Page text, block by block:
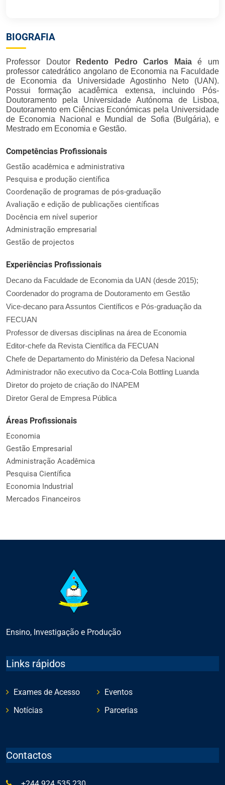
BIOGRAFIA
Professor DoutorRedento Pedro Carlos Maiaé um
professor catedrático angolano de Economia na Faculdade
de Economia da Universidade Agostinho Neto (UAN).
Possui formação acadêmica extensa, incluindo Pós-
Doutoramento pela Universidade Autónoma de Lisboa,
Doutoramento em Ciências Económicas pela Universidade
de Economia Nacional e Mundial de Sofia (Bulgária), e
Mestrado em Economia e Gestão.
Competências Profissionais
Gestão acadêmica e administrativa
Pesquisa e produção científica
Coordenação de programas de pós-graduação
Avaliação e edição de publicações científicas
Docência em nível superior
Administração empresarial
Gestão de projectos
Experiências Profissionais
Decano da Faculdade de Economia da UAN (desde 2015);
Coordenador do programa de Doutoramento em Gestão
Vice-decano para Assuntos Científicos e Pós-graduação da
FECUAN
Professor de diversas disciplinas na área de Economia
Editor-chefe da Revista Científica da FECUAN
Chefe de Departamento do Ministério da Defesa Nacional
Administrador não executivo da Coca-Cola Bottling Luanda
Diretor do projeto de criação do INAPEM
Diretor Geral de Empresa Pública
Áreas Profissionais
Economia
Gestão Empresarial
Administração Acadêmica
Pesquisa Científica
Economia Industrial
Mercados Financeiros
Ensino, Investigação e Produção
Links rápidos
Exames de Acesso
Notícias
Eventos
Parcerias
Contactos